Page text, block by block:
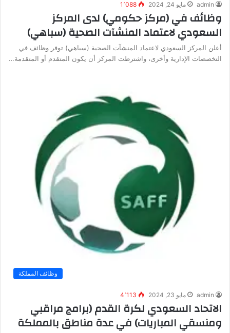
admin مايو 24, 2024 1٬088
وظائف في (مركز حكومي) لدى المركز
السعودي لاعتماد المنشآت الصحية (سباهي)
أعلن المركز السعودي لاعتماد المنشآت الصحية (سباهي) توفر وظائف في
التخصصات الإدارية وأخرى، واشترطت المركز أن يكون المتقدم أو المتقدمة…
وظائف المملكة
admin مايو 23, 2024 4٬113
الاتحاد السعودي لكرة القدم (برامج مراقبي
ومنسقي المباريات) في عدة مناطق بالمملكة